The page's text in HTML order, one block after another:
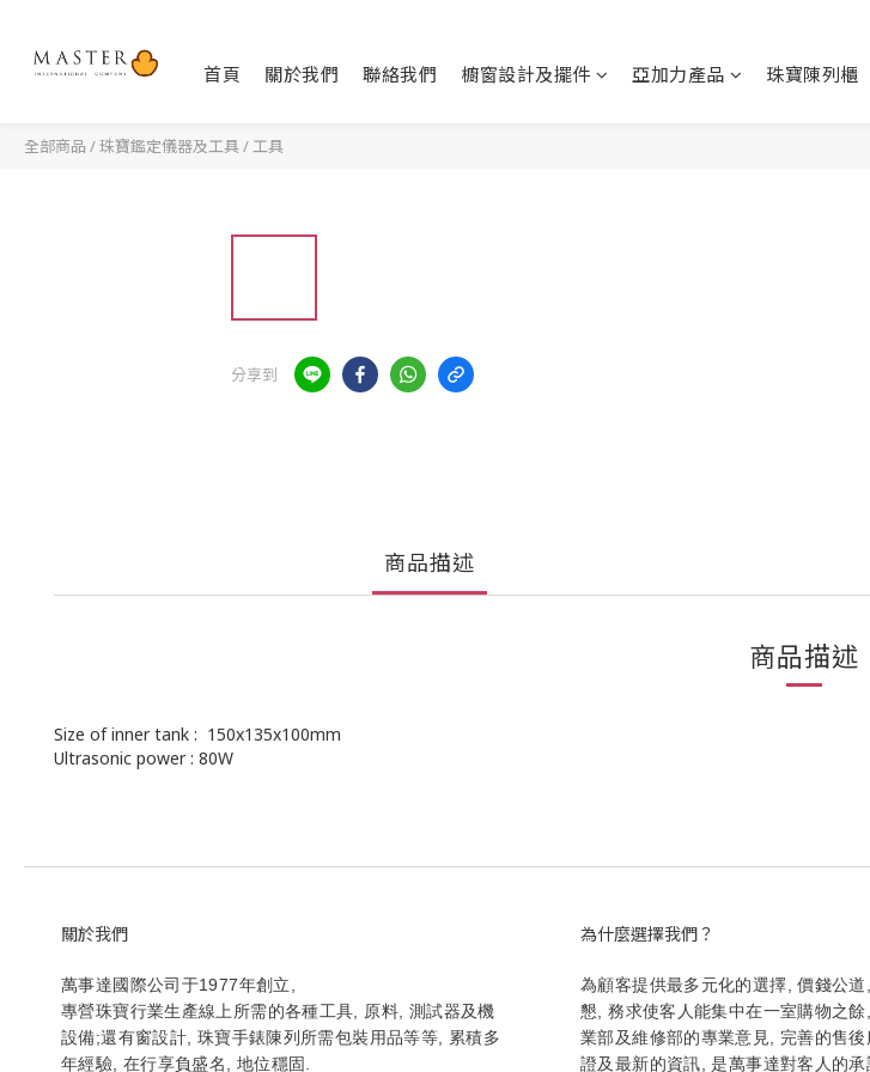
首頁 關於我們 聯絡我們 櫥窗設計及擺件 亞加力產品 珠寶陳列櫃
全部商品 /珠寶鑑定儀器及工具/工具
分享到
商品描述
商品描述
Size of inner tank : 150x135x100mm
Ultrasonic power : 80W
關於我們
萬事達國際公司于1977年創立,
專營珠寶行業生產線上所需的各種工具, 原料, 測試器及機
設備;還有窗設計, 珠寶手錶陳列所需包裝用品等等, 累積多
年經驗, 在行享負盛名, 地位穩固.
為什麼選擇我們？
為顧客提供最多元化的選擇, 價錢公
懇, 務求使客人能集中在一室購物之
業部及維修部的專業意見, 完善的售
證及最新的資訊, 是萬事達對客人的